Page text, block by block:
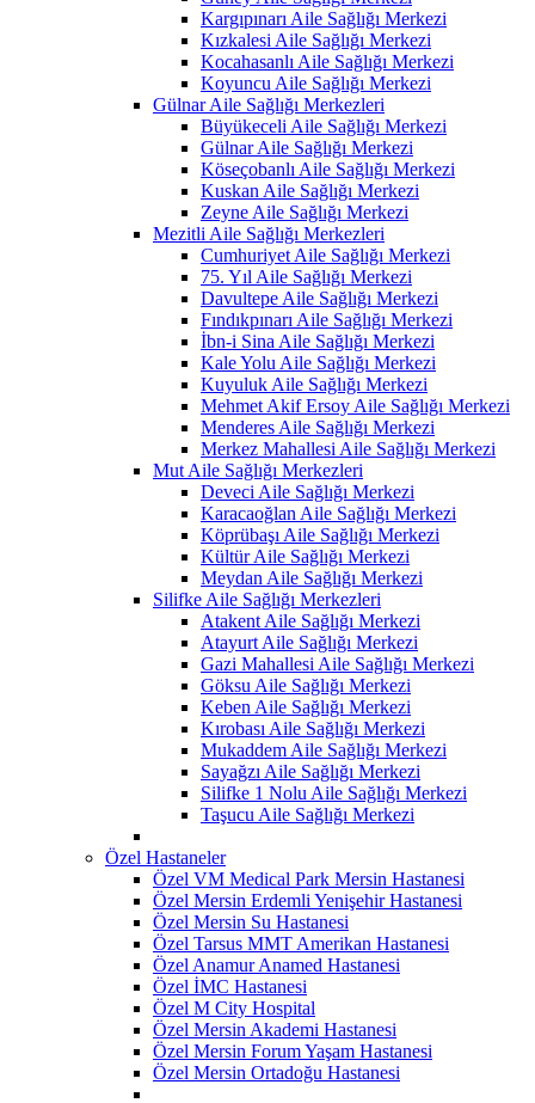
Kargıpınarı Aile Sağlığı Merkezi
Kızkalesi Aile Sağlığı Merkezi
Kocahasanlı Aile Sağlığı Merkezi
Koyuncu Aile Sağlığı Merkezi
Gülnar Aile Sağlığı Merkezleri
Büyükeceli Aile Sağlığı Merkezi
Gülnar Aile Sağlığı Merkezi
Köseçobanlı Aile Sağlığı Merkezi
Kuskan Aile Sağlığı Merkezi
Zeyne Aile Sağlığı Merkezi
Mezitli Aile Sağlığı Merkezleri
Cumhuriyet Aile Sağlığı Merkezi
75. Yıl Aile Sağlığı Merkezi
Davultepe Aile Sağlığı Merkezi
Fındıkpınarı Aile Sağlığı Merkezi
İbn-i Sina Aile Sağlığı Merkezi
Kale Yolu Aile Sağlığı Merkezi
Kuyuluk Aile Sağlığı Merkezi
Mehmet Akif Ersoy Aile Sağlığı Merkezi
Menderes Aile Sağlığı Merkezi
Merkez Mahallesi Aile Sağlığı Merkezi
Mut Aile Sağlığı Merkezleri
Deveci Aile Sağlığı Merkezi
Karacaoğlan Aile Sağlığı Merkezi
Köprübaşı Aile Sağlığı Merkezi
Kültür Aile Sağlığı Merkezi
Meydan Aile Sağlığı Merkezi
Silifke Aile Sağlığı Merkezleri
Atakent Aile Sağlığı Merkezi
Atayurt Aile Sağlığı Merkezi
Gazi Mahallesi Aile Sağlığı Merkezi
Göksu Aile Sağlığı Merkezi
Keben Aile Sağlığı Merkezi
Kırobası Aile Sağlığı Merkezi
Mukaddem Aile Sağlığı Merkezi
Sayağzı Aile Sağlığı Merkezi
Silifke 1 Nolu Aile Sağlığı Merkezi
Taşucu Aile Sağlığı Merkezi
Özel Hastaneler
Özel VM Medical Park Mersin Hastanesi
Özel Mersin Erdemli Yenişehir Hastanesi
Özel Mersin Su Hastanesi
Özel Tarsus MMT Amerikan Hastanesi
Özel Anamur Anamed Hastanesi
Özel İMC Hastanesi
Özel M City Hospital
Özel Mersin Akademi Hastanesi
Özel Mersin Forum Yaşam Hastanesi
Özel Mersin Ortadoğu Hastanesi